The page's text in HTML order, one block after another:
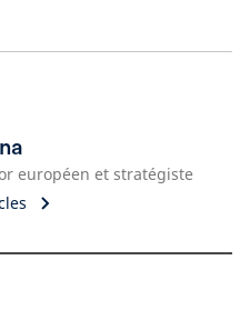
européen et stratégiste